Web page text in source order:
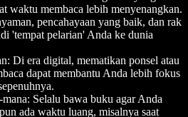
waktu membaca lebih menyenangkan.
pencahayaan yang baik, dan rak
'tempat pelarian' Anda ke dunia
: Di era digital, mematikan ponsel atau
dapat membantu Anda lebih fokus
: Selalu bawa buku agar Anda
ada waktu luang, misalnya saat